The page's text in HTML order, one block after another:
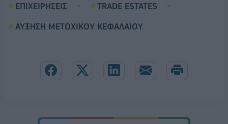
ΕΠΙΧΕΙΡΗΣΕΙΣ
TRADE ESTATES
ΑΥΞΗΣΗ ΜΕΤΟΧΙΚΟΥ ΚΕΦΑΛΑΙΟΥ